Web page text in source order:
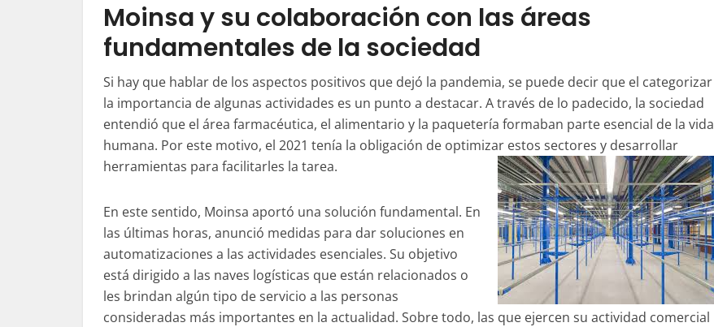
Moinsay su colaboración con las áreas
fundamentales de la sociedad
Si hay que hablar de los aspectos positivos que dejó la pandemia, se puede decir que el categorizar
la importancia de algunas actividades es un punto a destacar. A través de lo padecido, la sociedad
entendió que el área farmacéutica, el alimentario y la paquetería formaban parte esencial de la vida
humana. Por este motivo, el 2021 tenía la obligación de optimizar estos sectores y desarrollar
herramientas para facilitarles la tarea.
En este sentido, Moinsa aportó una solución fundamental. En
las últimas horas, anunció medidas para dar soluciones en
automatizaciones a las actividades esenciales. Su objetivo
está dirigido a las naves logísticas que están relacionados o
les brindan algún tipo de servicio a las personas
consideradas más importantes en la actualidad. Sobre todo, las que ejercen su actividad comercial